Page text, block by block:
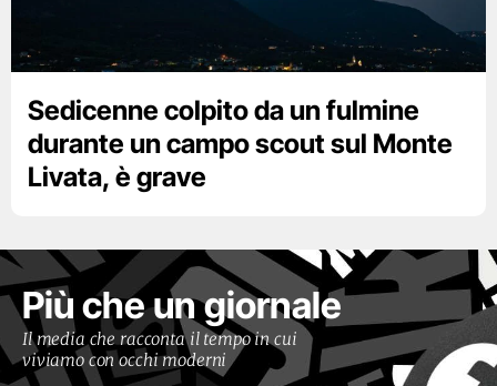
Sedicenne colpito da un fulmine
durante un campo scout sul Monte
Livata, è grave
Più che un giornale
Il media che racconta il tempo in cui
viviamo con occhi moderni